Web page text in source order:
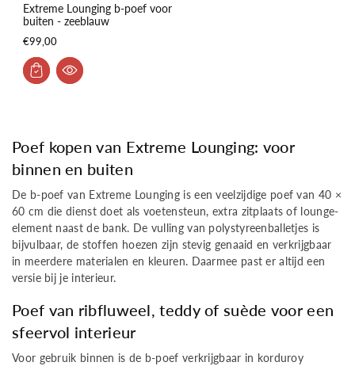
Extreme Lounging b-poef voor
buiten - zeeblauw
€99,00
Poef kopen van Extreme Lounging: voor
binnen en buiten
De b-poef van Extreme Lounging is een veelzijdige poef van 40 ×
60 cm die dienst doet als voetensteun, extra zitplaats of lounge-
element naast de bank. De vulling van polystyreenballetjes is
bijvulbaar, de stoffen hoezen zijn stevig genaaid en verkrijgbaar
in meerdere materialen en kleuren. Daarmee past er altijd een
versie bij je interieur.
Poef van ribfluweel, teddy of suède voor een
sfeervol interieur
Voor gebruik binnen is de b-poef verkrijgbaar in korduroy